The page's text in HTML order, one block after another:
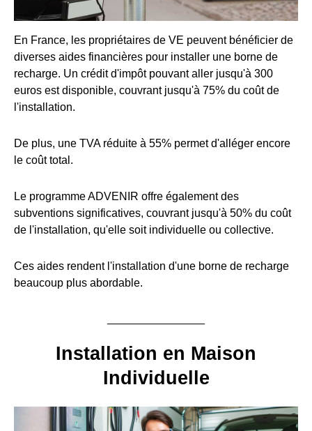
En France, les propriétaires de VE peuvent bénéficier de
diverses aides financières pour installer une borne de
recharge. Un crédit d'impôt pouvant aller jusqu'à 300
euros est disponible, couvrant jusqu'à 75% du coût de
l'installation.
De plus, une TVA réduite à 55% permet d'alléger encore
le coût total.
Le programme ADVENIR offre également des
subventions significatives, couvrant jusqu'à 50% du coût
de l'installation, qu'elle soit individuelle ou collective.
Ces aides rendent l'installation d'une borne de recharge
beaucoup plus abordable.
Installation en Maison
Individuelle